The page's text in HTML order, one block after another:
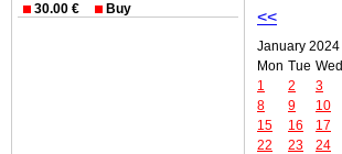
30.00 € Buy <<
January 2024
Mon Tue Wed
1
2 3
8
9 10
15
16 17
22
23 24